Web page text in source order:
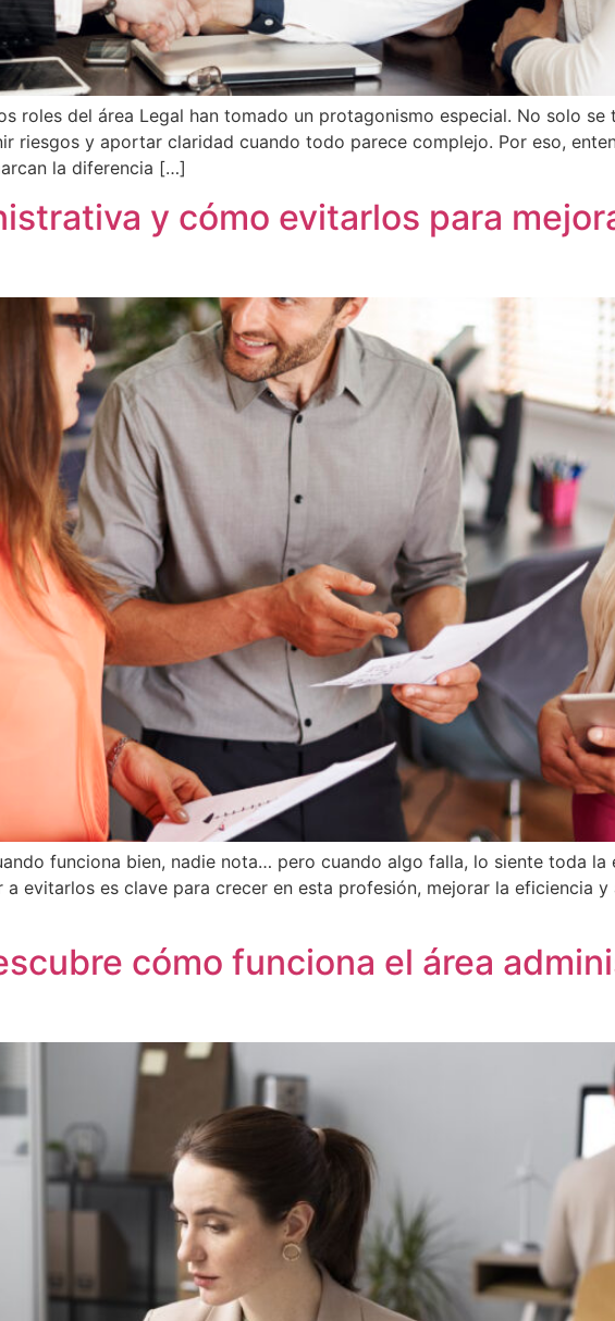
roles del área Legal han tomado un protagonismo especial. No solo
riesgos y aportar claridad cuando todo parece complejo. Por eso,
la diferencia […]
y cómo evitarlos para
funciona bien, nadie nota… pero cuando algo falla, lo siente toda la
evitarlos es clave para crecer en esta profesión, mejorar la eficiencia
cómo funciona el área